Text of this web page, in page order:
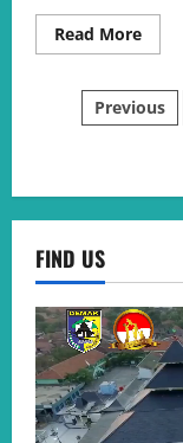
Read MoreRead
more
Kerja
Posts
Previous
FIND US
Video
Player